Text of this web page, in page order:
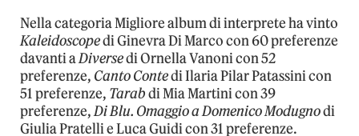
Nella categoria Migliore album di interprete ha vinto
Kaleidoscopedi Ginevra Di Marco con 60 preferenze
davanti aDiversedi Ornella Vanoni con 52
preferenze, Canto Contedi Ilaria Pilar Patassini con
51 preferenze, Tarabdi Mia Martini con 39
preferenze,Di Blu. Omaggio a Domenico Modugnodi
Giulia Pratelli e Luca Guidi con 31 preferenze.